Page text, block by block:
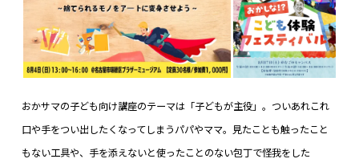
おかサマの子ども向け講座のテーマは「子どもが主役」。ついあれこれ
口や手をつい出したくなってしまうパパやママ。見たことも触ったこと
もない工具や、手を添えないと使ったことのない包丁で怪我をした